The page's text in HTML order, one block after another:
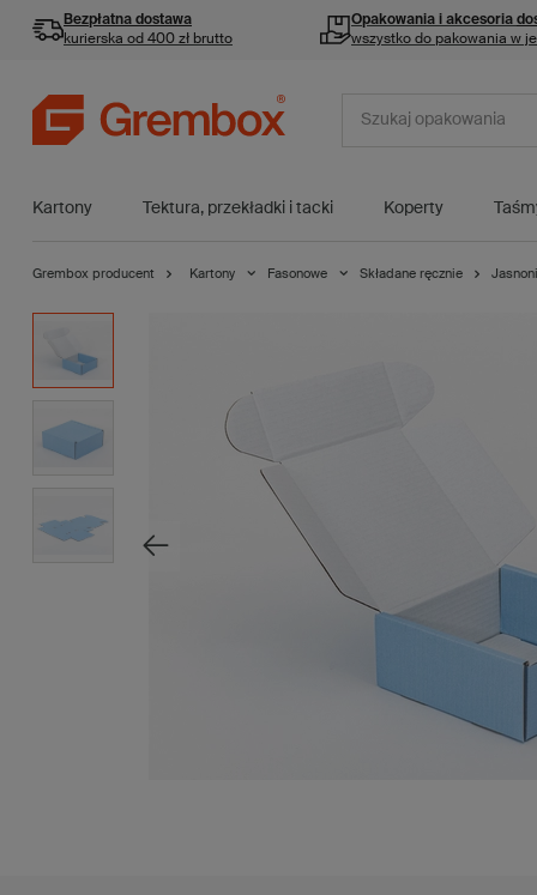
Bezpłatna dostawa
kurierska od 400 zł brutto
Opakowania i akcesoria
wszystko do pakowania w
Kartony Tektura, przekładki i tacki Koperty
Grembox producent Kartony Fasonowe Składane ręcznie